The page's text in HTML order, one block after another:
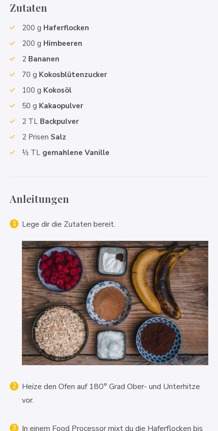
Zutaten
200 g Haferflocken
200 g Himbeeren
2 Bananen
70 g Kokosblütenzucker
100 g Kokosöl
50 g Kakaopulver
2 TL Backpulver
2 Prisen Salz
½ TL gemahlene Vanille
Anleitungen
Lege dir die Zutaten bereit.
Heize den Ofen auf 180° Grad Ober- und Unterhitze
vor.
In einem Food Processor mixt du die Haferflocken bis